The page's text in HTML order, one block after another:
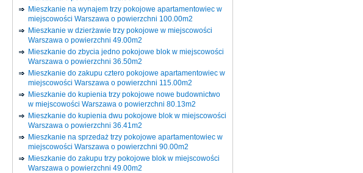
Mieszkanie na wynajem trzy pokojowe apartamentowiec w
miejscowości Warszawa o powierzchni 100.00m2
Mieszkanie w dzierżawie trzy pokojowe w miejscowości
Warszawa o powierzchni 49.00m2
Mieszkanie do zbycia jedno pokojowe blok w miejscowości
Warszawa o powierzchni 36.50m2
Mieszkanie do zakupu cztero pokojowe apartamentowiec w
miejscowości Warszawa o powierzchni 115.00m2
Mieszkanie do kupienia trzy pokojowe nowe budownictwo
w miejscowości Warszawa o powierzchni 80.13m2
Mieszkanie do kupienia dwu pokojowe blok w miejscowości
Warszawa o powierzchni 36.41m2
Mieszkanie na sprzedaż trzy pokojowe apartamentowiec w
miejscowości Warszawa o powierzchni 90.00m2
Mieszkanie do zakupu trzy pokojowe blok w miejscowości
Warszawa o powierzchni 49.00m2